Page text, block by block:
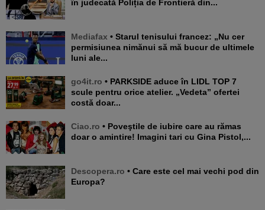
în judecată Poliția de Frontieră din...
Mediafax • Starul tenisului francez: „Nu cer
permisiunea nimănui să mă bucur de ultimele
luni ale...
go4it.ro • PARKSIDE aduce în LIDL TOP 7
scule pentru orice atelier. „Vedeta” ofertei
costă doar...
Ciao.ro • Poveştile de iubire care au rămas
doar o amintire! Imagini tari cu Gina Pistol,...
Descopera.ro • Care este cel mai vechi pod din
Europa?